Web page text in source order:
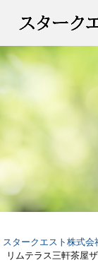
スタークエスト株式会
リムテラス三軒茶屋